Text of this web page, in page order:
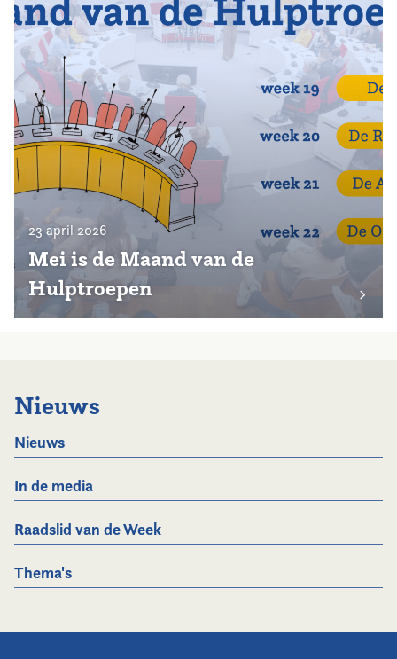
23 april 2026
Mei is de Maand van de
Hulptroepen
Nieuws
Nieuws
In de media
Raadslid van de Week
Thema's